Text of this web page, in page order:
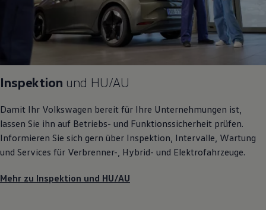
Inspektion und HU/AU
Damit Ihr Volkswagen bereit für Ihre Unternehmungen ist,
lassen Sie ihn auf Betriebs- und Funktionssicherheit prüfen.
Informieren Sie sich gern über Inspektion, Intervalle, Wartung
und Services für Verbrenner-, Hybrid- und Elektrofahrzeuge.
Mehr zu Inspektion und HU/AU